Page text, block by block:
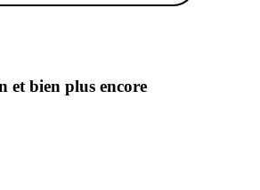
et bien plus encore